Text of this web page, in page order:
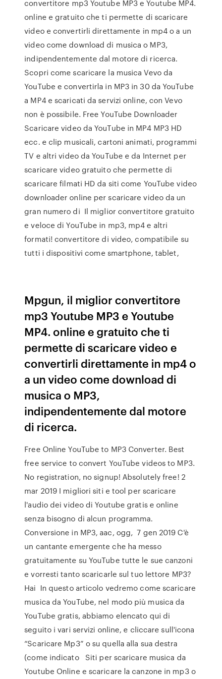
convertitore mp3 Youtube MP3 e Youtube MP4.
online e gratuito che ti permette di scaricare
video e convertirli direttamente in mp4 o a un
video come download di musica o MP3,
indipendentemente dal motore di ricerca.
Scopri come scaricare la musica Vevo da
YouTube e convertirla in MP3 in 30 da YouTube
a MP4 e scaricati da servizi online, con Vevo
non è possibile. Free YouTube Downloader
Scaricare video da YouTube in MP4 MP3 HD
ecc. e clip musicali, cartoni animati, programmi
TV e altri video da YouTube e da Internet per
scaricare video gratuito che permette di
scaricare filmati HD da siti come YouTube video
downloader online per scaricare video da un
gran numero di Il miglior convertitore gratuito
e veloce di YouTube in mp3, mp4 e altri
formati! convertitore di video, compatibile su
tutti i dispositivi come smartphone, tablet,
Mpgun, il miglior convertitore
mp3 Youtube MP3 e Youtube
MP4. online e gratuito che ti
permette di scaricare video e
convertirli direttamente in mp4 o
a un video come download di
musica o MP3,
indipendentemente dal motore
di ricerca.
Free Online YouTube to MP3 Converter. Best
free service to convert YouTube videos to MP3.
No registration, no signup! Absolutely free! 2
mar 2019 I migliori siti e tool per scaricare
l'audio dei video di Youtube gratis e online
senza bisogno di alcun programma.
Conversione in MP3, aac, ogg, 7 gen 2019 C'è
un cantante emergente che ha messo
gratuitamente su YouTube tutte le sue canzoni
e vorresti tanto scaricarle sul tuo lettore MP3?
Hai In questo articolo vedremo come scaricare
musica da YouTube, nel modo più musica da
YouTube gratis, abbiamo elencato qui di
seguito i vari servizi online, e cliccare sull'icona
“Scaricare Mp3” o su quella alla sua destra
(come indicato Siti per scaricare musica da
Youtube Online e scaricare la canzone in mp3 o